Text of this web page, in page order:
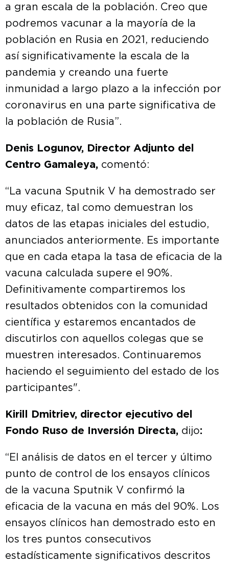
a gran escala de la población. Creo que
podremos vacunar a la mayoría de la
población en Rusia en 2021, reduciendo
así significativamente la escala de la
pandemia y creando una fuerte
inmunidad a largo plazo a la infección por
coronavirus en una parte significativa de
la población de Rusia”.
Denis Logunov, Director Adjunto del
Centro Gamaleya, comentó:
“La vacuna Sputnik V ha demostrado ser
muy eficaz, tal como demuestran los
datos de las etapas iniciales del estudio,
anunciados anteriormente. Es importante
que en cada etapa la tasa de eficacia de la
vacuna calculada supere el 90%.
Definitivamente compartiremos los
resultados obtenidos con la comunidad
científica y estaremos encantados de
discutirlos con aquellos colegas que se
muestren interesados. Continuaremos
haciendo el seguimiento del estado de los
participantes".
Kirill Dmitriev, director ejecutivo del
Fondo Ruso de Inversión Directa, dijo:
“El análisis de datos en el tercer y último
punto de control de los ensayos clínicos
de la vacuna Sputnik V confirmó la
eficacia de la vacuna en más del 90%. Los
ensayos clínicos han demostrado esto en
los tres puntos consecutivos
estadísticamente significativos descritos